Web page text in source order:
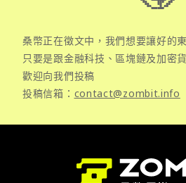
桑幣正在徵文中，我們想要讓好的
只要是跟金融科技、區塊鏈及加密
歡迎向我們投稿
投稿信箱： contact@zombit.info